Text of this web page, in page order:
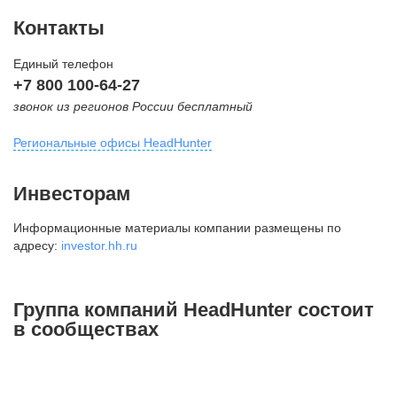
Контакты
Единый телефон
+7 800 100-64-27
звонок из регионов России бесплатный
Региональные офисы HeadHunter
внутригородская территория
Муниципальный округ Тверской,
2-я Брестская ул., д. 48,
+7 495 980-64-27
Инвесторам
Информационные материалы компании размещены по
адресу: investor.hh.ru
Группа компаний HeadHunter состоит
в сообществах